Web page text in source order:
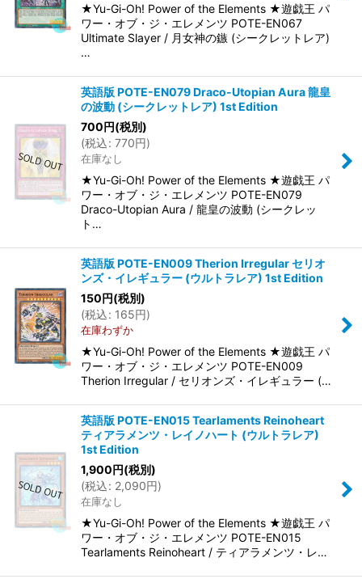
★Yu-Gi-Oh! Power of the Elements ★遊戯王 パ
ワー・オブ・ジ・エレメンツ POTE-EN067
Ultimate Slayer / 月女神の鏃 (シークレットレア)
…
英語版 POTE-EN079 Draco-Utopian Aura 龍皇
の波動 (シークレットレア) 1st Edition
700円(税別)
(税込: 770円)
在庫なし
★Yu-Gi-Oh! Power of the Elements ★遊戯王 パ
ワー・オブ・ジ・エレメンツ POTE-EN079
Draco-Utopian Aura / 龍皇の波動 (シークレッ
ト…
英語版 POTE-EN009 Therion Irregular セリオ
ンズ・イレギュラー (ウルトラレア) 1st Edition
150円(税別)
(税込: 165円)
在庫わずか
★Yu-Gi-Oh! Power of the Elements ★遊戯王 パ
ワー・オブ・ジ・エレメンツ POTE-EN009
Therion Irregular / セリオンズ・イレギュラー (…
英語版 POTE-EN015 Tearlaments Reinoheart
ティアラメンツ・レイノハート (ウルトラレア)
1st Edition
1,900円(税別)
(税込: 2,090円)
在庫なし
★Yu-Gi-Oh! Power of the Elements ★遊戯王 パ
ワー・オブ・ジ・エレメンツ POTE-EN015
Tearlaments Reinoheart / ティアラメンツ・レ…